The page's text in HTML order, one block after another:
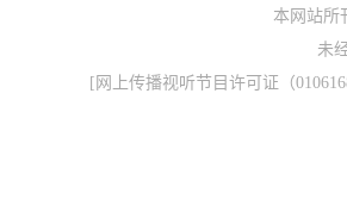
本网站所
未
[ 网上传播视听节目许可证（